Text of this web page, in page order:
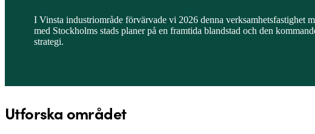
I Vinsta industriområde förvärvade vi 2026 denna verksamhetsfastighet
med Stockholms stads planer på en framtida blandstad och den
strategi.
Utforska området